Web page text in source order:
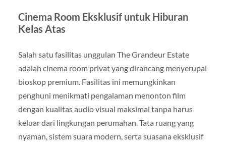
Cinema Room Eksklusif untuk Hiburan
Kelas Atas
Salah satu fasilitas unggulan The Grandeur Estate
adalah cinema room privat yang dirancang menyerupai
bioskop premium. Fasilitas ini memungkinkan
penghuni menikmati pengalaman menonton film
dengan kualitas audio visual maksimal tanpa harus
keluar dari lingkungan perumahan. Tata ruang yang
nyaman, sistem suara modern, serta suasana eksklusif